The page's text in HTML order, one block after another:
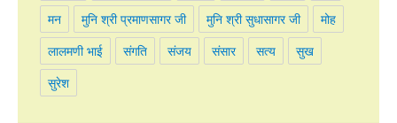
मन मुनि श्री प्रमाणसागर जी मुनि श्री सुधासागर जी मोह
लालमणी भाई संगति संजय संसार सत्य सुख
सुरेश